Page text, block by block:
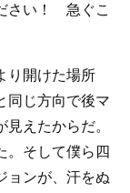
さい！ 急ぐこ
り開けた場所
同じ方向で後マ
えたからだ。
。そして僕ら四
ョンが、汗をぬ